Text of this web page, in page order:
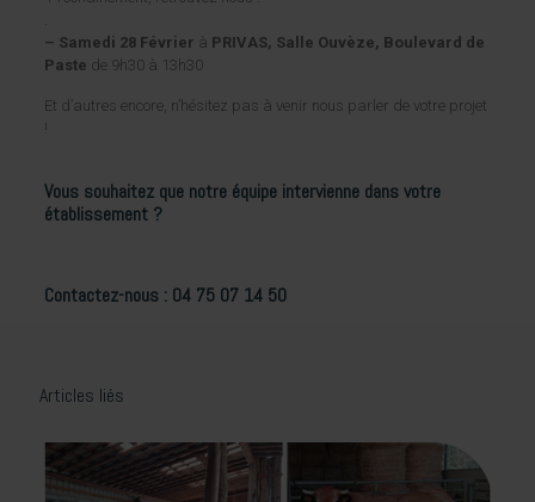
– Samedi 28 Février à PRIVAS, Salle Ouvèze, Boulevard de
Paste de 9h30 à 13h30
Et d’autres encore, n’hésitez pas à venir nous parler de votre projet
!
Vous souhaitez que notre équipe intervienne dans votre
établissement ?
Contactez-nous : 04 75 07 14 50
Articles liés